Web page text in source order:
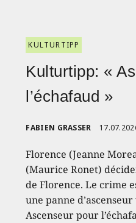
KULTURTIPP
Kulturtipp: «
l’échafaud »
FABIEN GRASSER
Florence (Jeanne
(Maurice Ronet)
de Florence. Le crime
une panne
Ascenseur pour